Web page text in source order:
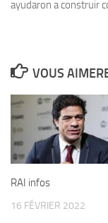
VOUS
RAI infos
16 FÉVRIER 2022